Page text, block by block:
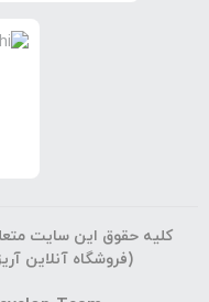
کلیه حقوق این سایت
(فروشگاه آنلاین